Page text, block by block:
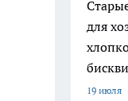
для
19 июля